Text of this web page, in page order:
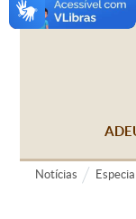
Notícias Especial